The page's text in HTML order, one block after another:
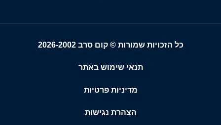
כל הזכויות שמורות © קום סרב 2026-2002
תנאי שימוש באתר
מדיניות פרטיות
הצהרת נגישות